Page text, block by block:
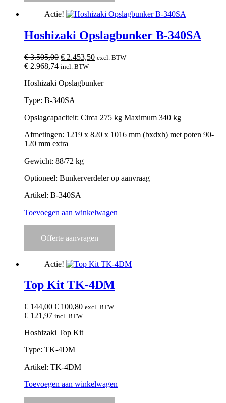
Actie!
Hoshizaki Opslagbunker B-340SA
€3.505,00 Oorspronkelijke
prijs
€ 3.505,00.
€ 2.453,50Huidige
€ 2.453,50.
excl. BTW
€ 2.968,74 incl. BTW
Hoshizaki Opslagbunker
Type: B-340SA
Opslagcapaciteit: Circa 275 kg Maximum 340 kg
Afmetingen: 1219 x 820 x 1016 mm (bxdxh) met poten 90-
120 mm extra
Gewicht: 88/72 kg
Optioneel: Bunkerverdeler op aanvraag
Artikel: B-340SA
Toevoegen aan winkelwagen
Offerte aanvragen
Actie!
Top Kit TK-4DM
€144,00 Oorspronkelijke
prijs
€ 144,00.
€ 100,80Huidige
prijs
€ 100,80.
excl. BTW
€ 121,97 incl. BTW
Hoshizaki Top Kit
Type: TK-4DM
Artikel: TK-4DM
Toevoegen aan winkelwagen